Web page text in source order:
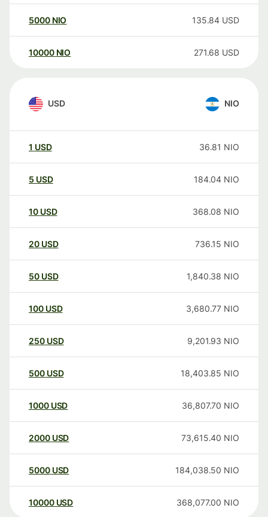
5000 NIO 135.84 USD
10000 NIO 271.68 USD
USD NIO
1 USD 36.81 NIO
5 USD 184.04 NIO
10 USD 368.08 NIO
20 USD 736.15 NIO
50 USD 1,840.38 NIO
100 USD 3,680.77 NIO
250 USD 9,201.93 NIO
500 USD 18,403.85 NIO
1000 USD 36,807.70 NIO
2000 USD 73,615.40 NIO
5000 USD 184,038.50 NIO
10000 USD 368,077.00 NIO